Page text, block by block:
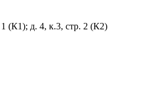
(К1); д. 4, к.3, стр. 2 (К2)